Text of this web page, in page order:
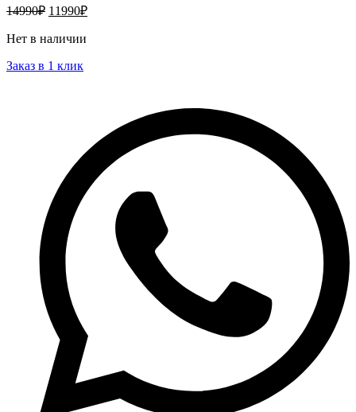
14990₽ 11990₽
Нет в наличии
Заказ в 1 клик